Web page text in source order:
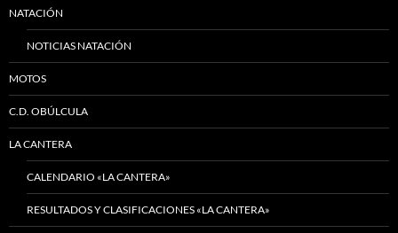
NATACIÓN
NOTICIAS NATACIÓN
MOTOS
C.D. OBÚLCULA
LA CANTERA
CALENDARIO «LA CANTERA»
RESULTADOS Y CLASIFICACIONES «LA CANTERA»